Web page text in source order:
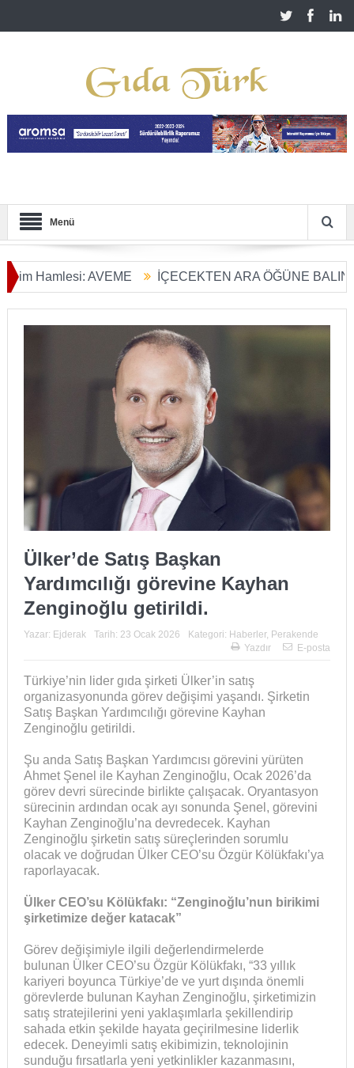
Menü
AVEME İÇECEKTEN ARA ÖĞÜNE BALIN
Dönüşümü Başladı
Ülker’de Satış Başkan
Yardımcılığı görevine Kayhan
Zenginoğlu getirildi.
Yazar: Ejderak Tarih: 23 Ocak 2026 Kategori: Haberler, Perakende
Yazdır
E-posta
Türkiye’nin lider gıda şirketi Ülker’in satış
organizasyonunda görev değişimi yaşandı. Şirketin
Satış Başkan Yardımcılığı görevine Kayhan
Zenginoğlu getirildi.
Şu anda Satış Başkan Yardımcısı görevini yürüten
Ahmet Şenel ile Kayhan Zenginoğlu, Ocak 2026’da
görev devri sürecinde birlikte çalışacak. Oryantasyon
sürecinin ardından ocak ayı sonunda Şenel, görevini
Kayhan Zenginoğlu’na devredecek. Kayhan
Zenginoğlu şirketin satış süreçlerinden sorumlu
olacak ve doğrudan Ülker CEO’su Özgür Kölükfakı’ya
raporlayacak.
Ülker CEO’su Kölükfakı: “Zenginoğlu’nun birikimi
şirketimize değer katacak”
Görev değişimiyle ilgili değerlendirmelerde
bulunan Ülker CEO’su Özgür Kölükfakı, “33 yıllık
kariyeri boyunca Türkiye’de ve yurt dışında önemli
görevlerde bulunan Kayhan Zenginoğlu, şirketimizin
satış stratejilerini yeni yaklaşımlarla şekillendirip
sahada etkin şekilde hayata geçirilmesine liderlik
edecek. Deneyimli satış ekibimizin, teknolojinin
sunduğu fırsatlarla yeni yetkinlikler kazanmasını,